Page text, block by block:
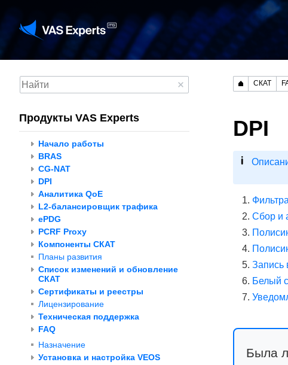
Продукты VAS Experts
Начало работы
BRAS
CG-NAT
DPI
Аналитика QoE
L2-балансировщик трафика
ePDG
PCRF Proxy
Компоненты СКАТ
Планы развития
Список изменений и обновление
СКАТ
Сертификаты и реестры
Лицензирование
Техническая поддержка
FAQ
Назначение
Установка и настройка VEOS
СКАТ
DPI
Сбор и
Запись
Белый
Была